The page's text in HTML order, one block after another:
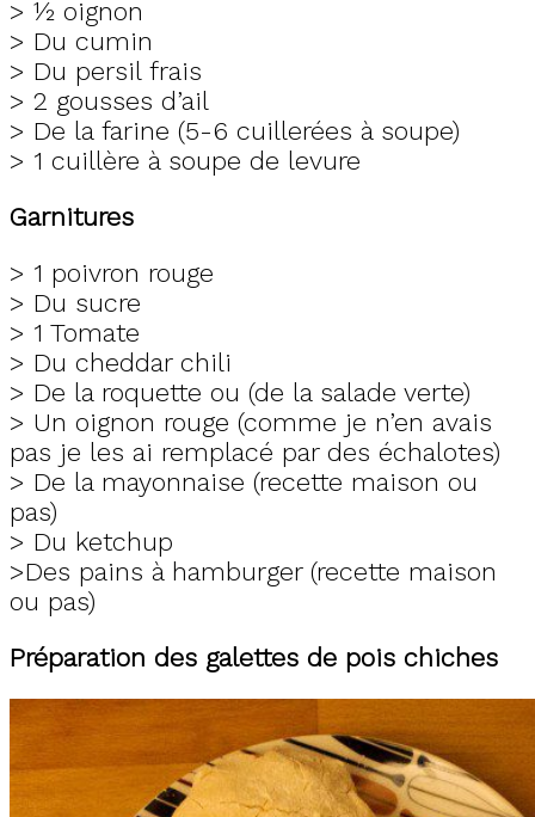
> ½ oignon
> Du cumin
> Du persil frais
> 2 gousses d’ail
> De la farine (5-6 cuillerées à soupe)
> 1 cuillère à soupe de levure
Garnitures
> 1 poivron rouge
> Du sucre
> 1 Tomate
> Du cheddar chili
> De la roquette ou (de la salade verte)
> Un oignon rouge (comme je n’en avais
pas je les ai remplacé par des échalotes)
> De la mayonnaise (recette maison ou
pas)
> Du ketchup
>Des pains à hamburger (recette maison
ou pas)
Préparation des galettes de pois chiches